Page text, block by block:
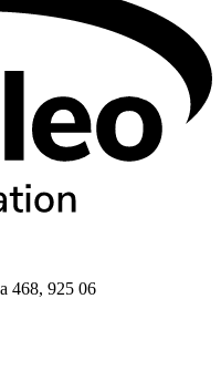
468, 925 06